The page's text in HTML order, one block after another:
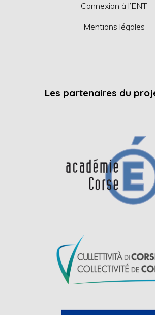
Connexion à l’ENT
Mentions légales
Les partenaires du